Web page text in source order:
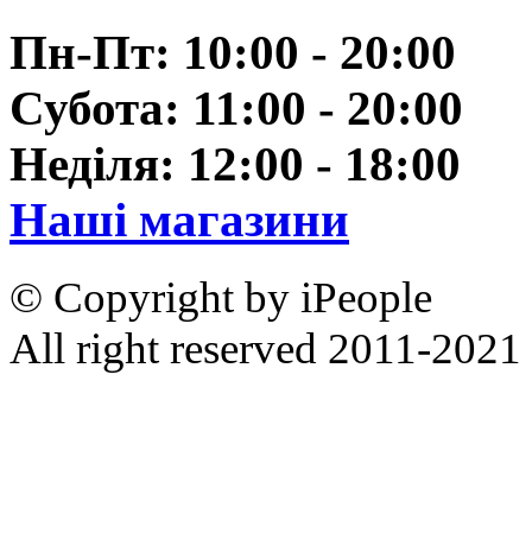
Пн-Пт: 10:00 - 20:00
Субота: 11:00 - 20:00
Неділя: 12:00 - 18:00
Наші магазини
© Copyright by iPeople
All right reserved 2011-2021